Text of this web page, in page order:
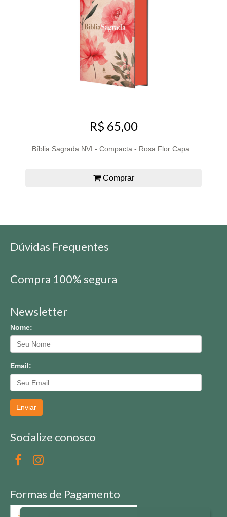
R$ 65,00
Bíblia Sagrada NVI - Compacta - Rosa Flor Capa...
Comprar
Dúvidas Frequentes
Compra 100% segura
Newsletter
Nome:
Email:
Enviar
Socialize conosco
Formas de Pagamento